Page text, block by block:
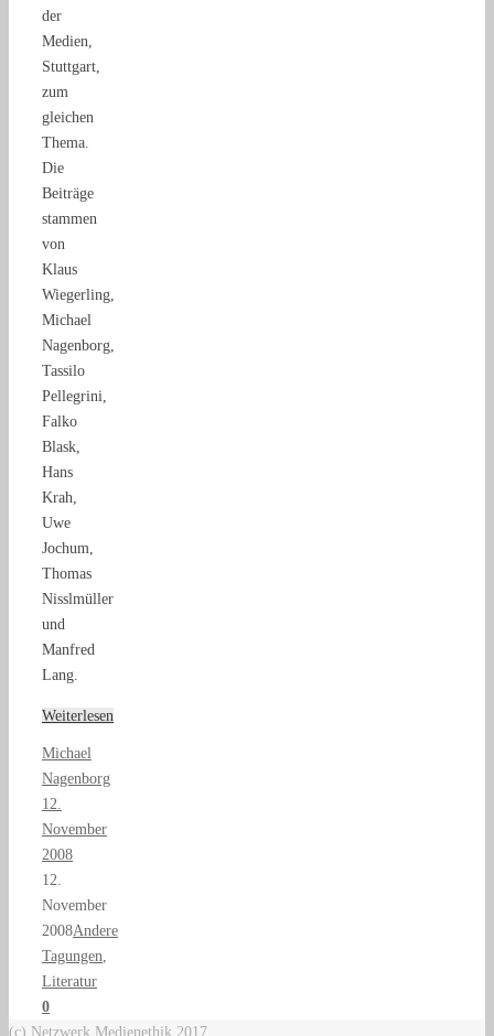
der
Medien,
Stuttgart,
zum
gleichen
Thema.
Die
Beiträge
stammen
von
Klaus
Wiegerling,
Michael
Nagenborg,
Tassilo
Pellegrini,
Falko
Blask,
Hans
Krah,
Uwe
Jochum,
Thomas
Nisslmüller
und
Manfred
Lang.
Weiterlesen
Michael
Nagenborg
12.
November
2008
12.
November
2008Andere
Tagungen
Literatur
0
(c) Netzwerk Medienethik 2017